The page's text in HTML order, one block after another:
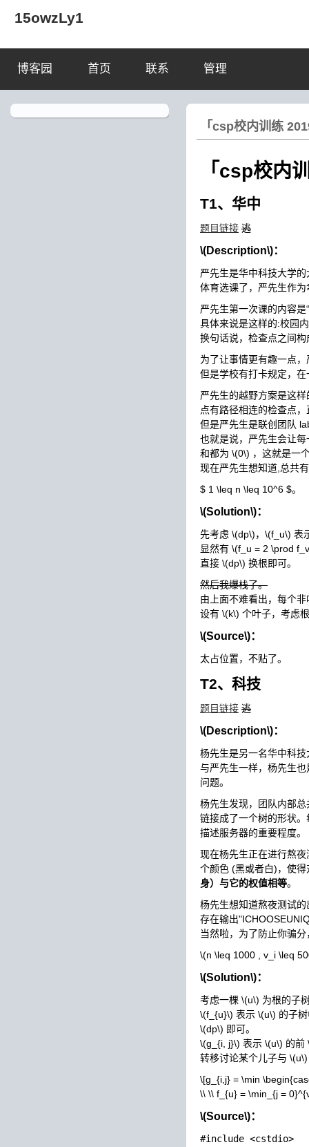
15owzLy1
博客园 首页 联系 管理
「csp校内训练
「csp校内
T1、华中
题目链接 逃
\(Description\)：
严先生是华中科技大学
体育选课了，严先生作
严先生第一次课的内容是
具体来说是这样的:校园
换句话说，检查点之间
为了让事情更有趣一点
但是学校有打卡规定，
严先生的越野方案是这
点有路径相连的检查点
但是严先生是联创团队
也就是说，严先生会让
和都为 \(0\) ，这就是一
现在严先生想知道,总共
$ 1 \leq n \leq 10^6 $。
\(Solution\)：
先考虑 \(dp\)， \(f_u\) 表
显然有 \(f_u = 2 \prod
直接 \(dp\) 换根即可。
然后我爆栈了。
由上面不难看出，每个
设有 \(k\) 个叶子，考虑
\(Source\)：
太占位置，不贴了。
T2、科技
题目链接 逃
\(Description\)：
杨先生是另一名华中科
与严先生一样，杨先生
问题。
杨先生发现，团队内部
链接成了一个树的形状
描述服务器的重要程度。
现在杨先生正在进行熬
个颜色 (黑或者白)，使
身）与它的权值相等。
杨先生想知道熬夜测试
存在输出
当然啦，为了防止你骗
\(n \leq 1000 , v_i \leq
\(Solution\)：
考虑一棵 \(u\) 为根的子
\(f_{u}\) 表示 \(u\) 的子
\(dp\) 即可。
\(g_{i, j}\) 表示 \(u\) 的前
转移讨论某个儿子与 \(u\)
\[g_{i,j} = \min
\\ \\ f_{u} = \min_{j =
\(Source\)：
#include <cstdio>